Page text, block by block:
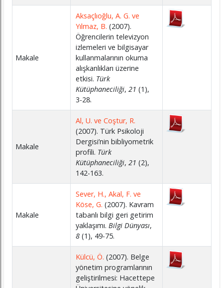
Makale
Aksaçlıoğlu, A. G. ve
Yılmaz, B. (2007).
Öğrencilerin televizyon
izlemeleri ve bilgisayar
kullanmalarının okuma
alışkanlıkları üzerine
etkisi. Türk
Kütüphaneciliği, 21 (1),
3-28.
Makale
Al, U. ve Coştur, R.
(2007). Türk Psikoloji
Dergisi’nin bibliyometrik
profili. Türk
Kütüphaneciliği, 21 (2),
142-163.
Makale
Sever, H., Akal, F. ve
Köse, G. (2007). Kavram
tabanlı bilgi geri getirim
yaklaşımı. Bilgi Dünyası,
8(1), 49-75.
Külcü, Ö. (2007). Belge
yönetim programlarının
geliştirilmesi: Hacettepe